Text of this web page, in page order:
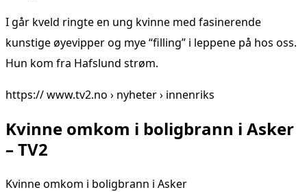
I går kveld ringte en ung kvinne med fasinerende
kunstige øyevipper og mye “filling” i leppene på hos oss.
Hun kom fra Hafslund strøm.
https:// www.tv2.no › nyheter › innenriks
Kvinne omkom i boligbrann i Asker
– TV2
Kvinne omkom i boligbrann i Asker